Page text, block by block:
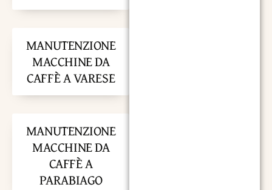
MANUTENZIONE
MACCHINE DA
CAFFÈ A VARESE
MANUTENZIONE
MACCHINE DA
CAFFÈ A
PARABIAGO